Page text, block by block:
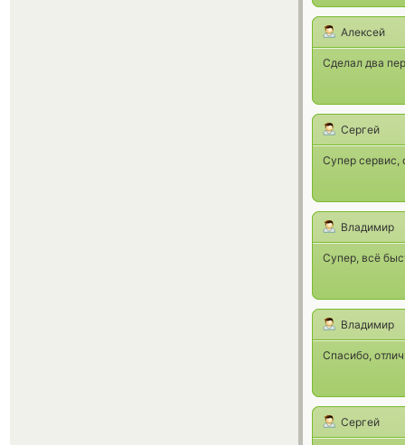
Алексей
Сделал два
Сергей
Супер сервис,
Владимир
Супер, всё
Владимир
Спасибо,
Сергей